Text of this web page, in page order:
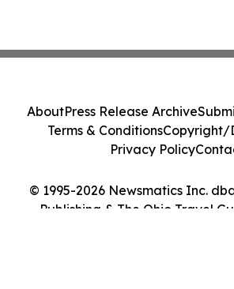
© 1995-2026 Newsmatics Inc.
Publishing & The Ohio Travel
AboutPress Release Archive
Terms & ConditionsCopyright/
Privacy Policy